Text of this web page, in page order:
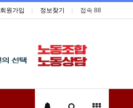
회원가입 정보찾기 접속 88